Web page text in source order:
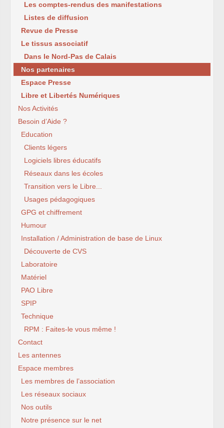
Les comptes-rendus des manifestations
Listes de diffusion
Revue de Presse
Le tissus associatif
Dans le Nord-Pas de Calais
Nos partenaires
Espace Presse
Libre et Libertés Numériques
Nos Activités
Besoin d’Aide ?
Education
Clients légers
Logiciels libres éducatifs
Réseaux dans les écoles
Transition vers le Libre...
Usages pédagogiques
GPG et chiffrement
Humour
Installation / Administration de base de Linux
Découverte de CVS
Laboratoire
Matériel
PAO Libre
SPIP
Technique
RPM : Faites-le vous même !
Contact
Les antennes
Espace membres
Les membres de l’association
Les réseaux sociaux
Nos outils
Notre présence sur le net